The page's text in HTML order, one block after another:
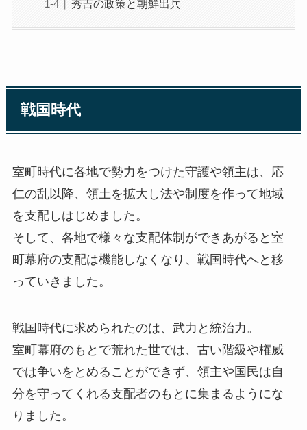
秀吉の政策と朝鮮出兵
戦国時代
室町時代に各地で勢力をつけた守護や領主は、応
仁の乱以降、領土を拡大し法や制度を作って地域
を支配しはじめました。
そして、各地で様々な支配体制ができあがると室
町幕府の支配は機能しなくなり、戦国時代へと移
っていきました。
戦国時代に求められたのは、武力と統治力。
室町幕府のもとで荒れた世では、古い階級や権威
では争いをとめることができず、領主や国民は自
分を守ってくれる支配者のもとに集まるようにな
りました。